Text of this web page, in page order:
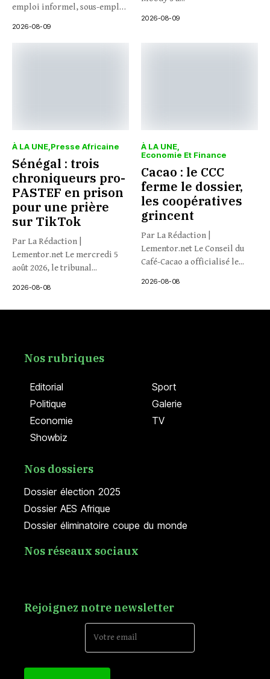
emploi informel, sous-emploi
2026-08-09
2026-08-09
À LA UNE Presse Africaine
Sénégal : trois
chroniqueurs pro-
PASTEF en prison
pour une prière
sur TikTok
Par La Rédaction |
Lementor.net Le mercredi 5
août 2026, le tribunal...
2026-08-08
À LA UNE
Economie Et Finance
Cacao : le CCC
ferme le dossier,
les coopératives
grincent
Par La Rédaction |
Lementor.net Le Conseil du
Café-Cacao a officialisé le...
2026-08-08
Editorial
Politique
Economie
Showbiz
Sport
Galerie
TV
Nos rubriques
Dossier élection 2025
Dossier AES Afrique
Dossier éliminatoire coupe du monde
Nos dossiers
Nos réseaux sociaux
Rejoignez notre newsletter